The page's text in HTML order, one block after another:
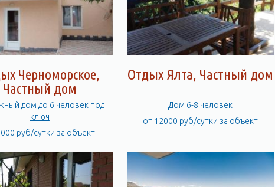
Черноморское,
Частный дом
дом до 6 человек под
ключ
руб/сутки за объект
Отдых Ялта, Частный дом
Дом 6-8 человек
от 12000 руб/сутки за объект